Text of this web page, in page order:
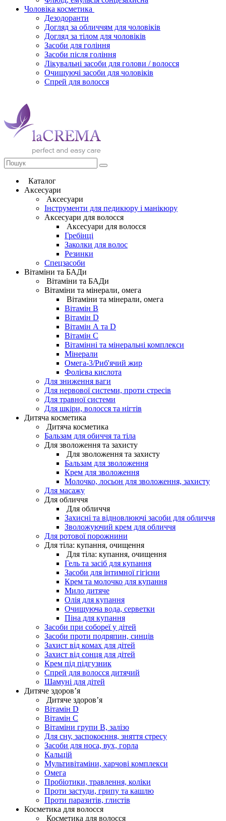
Чоловіка косметика
Дезодоранти
Догляд за обличчям для чоловіків
Догляд за тілом для чоловіків
Засоби для гоління
Засоби після гоління
Лікувальні засоби для голови / волосся
Очищуючі засоби для чоловіків
Спрей для волосся
Каталог
Аксесуари
Аксесуари
Інструменти для педикюру і манікюру
Аксесуари для волосся
Аксесуари для волосся
Гребінці
Заколки для волос
Резинки
Спецзасоби
Вітаміни та БАДи
Вітаміни та БАДи
Вітаміни та мінерали, омега
Вітаміни та мінерали, омега
Вітамін B
Вітамін D
Вітамін А та D
Вітамін С
Вітамінні та мінеральні комплекси
Мінерали
Омега-3/Риб'ячий жир
Фолієва кислота
Для зниження ваги
Для нервової системи, проти стресів
Для травної системи
Для шкіри, волосся та нігтів
Дитяча косметика
Дитяча косметика
Бальзам для обиччя та тіла
Для зволоження та захисту
Для зволоження та захисту
Бальзам для зволоження
Крем для зволоження
Молочко, лосьон для зволоження, захисту
Для масажу
Для обличчя
Для обличчя
Захисні та відновлюючі засоби для обличчя
Зволожуючий крем для обличчя
Для ротової порожнини
Для тіла: купання, очищення
Для тіла: купання, очищення
Гель та засіб для купання
Засоби для інтимної гігієни
Крем та молочко для купання
Мило дитяче
Олія для купання
Очищуюча вода, серветки
Піна для купання
Засоби при собореї у дітей
Засоби проти подряпин, синців
Захист від комах для дітей
Захист від сонця для дітей
Крем під підгузник
Спрей для волосся дитячий
Шамуні для дітей
Дитяче здоров’я
Дитяче здоров’я
Вітамін D
Вітамін С
Вітаміни групи В, залізо
Для сну, заспокоєння, зняття стресу
Засоби для носа, вух, горла
Кальцій
Мультивітаміни, харчові комплекси
Омега
Пробіотики, травлення, коліки
Проти застуди, грипу та кашлю
Проти паразитів, глистів
Косметика для волосся
Косметика для волосся